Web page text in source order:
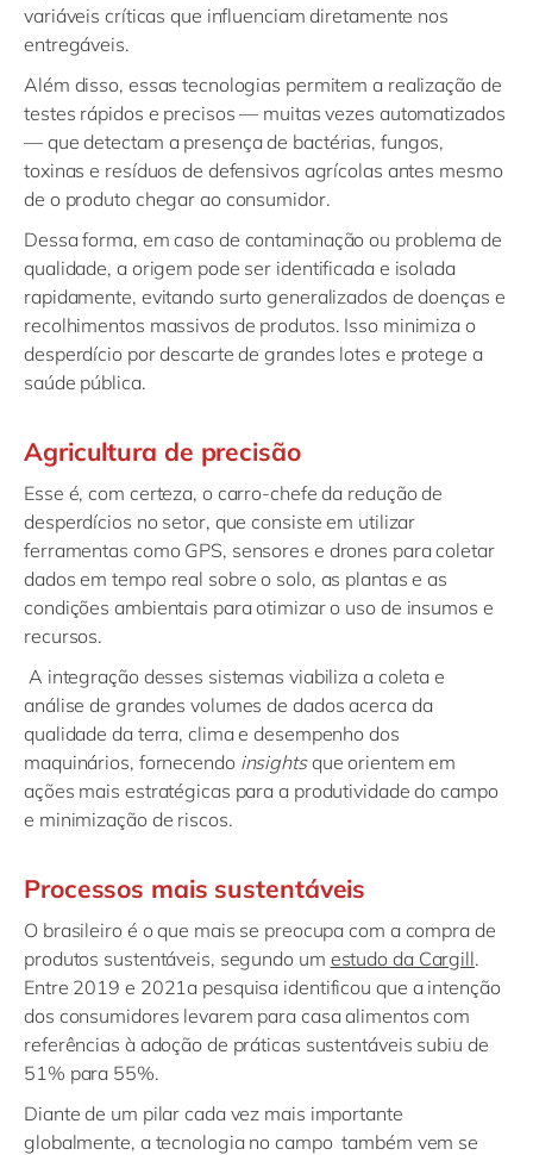
variáveis críticas que influenciam diretamente nos
entregáveis.
Além disso, essas tecnologias permitem a realização de
testes rápidos e precisos — muitas vezes automatizados
— que detectam a presença de bactérias, fungos,
toxinas e resíduos de defensivos agrícolas antes mesmo
de o produto chegar ao consumidor.
Dessa forma, em caso de contaminação ou problema de
qualidade, a origem pode ser identificada e isolada
rapidamente, evitando surto generalizados de doenças e
recolhimentos massivos de produtos. Isso minimiza o
desperdício por descarte de grandes lotes e protege a
saúde pública.
Agricultura de precisão
Esse é, com certeza, o carro-chefe da redução de
desperdícios no setor, que consiste em utilizar
ferramentas como GPS, sensores e drones para coletar
dados em tempo real sobre o solo, as plantas e as
condições ambientais para otimizar o uso de insumos e
recursos.
A integração desses sistemas viabiliza a coleta e
análise de grandes volumes de dados acerca da
qualidade da terra, clima e desempenho dos
maquinários, fornecendo insightsque orientem em
ações mais estratégicas para a produtividade do campo
e minimização de riscos.
Processos mais sustentáveis
O brasileiro é o que mais se preocupa com a compra de
produtos sustentáveis, segundo um estudo da Cargill.
Entre 2019 e 2021a pesquisa identificou que a intenção
dos consumidores levarem para casa alimentos com
referências à adoção de práticas sustentáveis subiu de
51% para 55%.
Diante de um pilar cada vez mais importante
globalmente, a tecnologia no campo também vem se